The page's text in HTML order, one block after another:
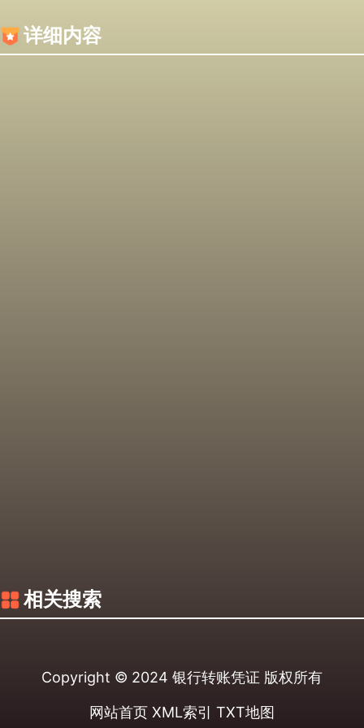
详细内容
相关搜索
Copyright © 2024 银行转账凭证 版权所有
网站首页 XML索引 TXT地图